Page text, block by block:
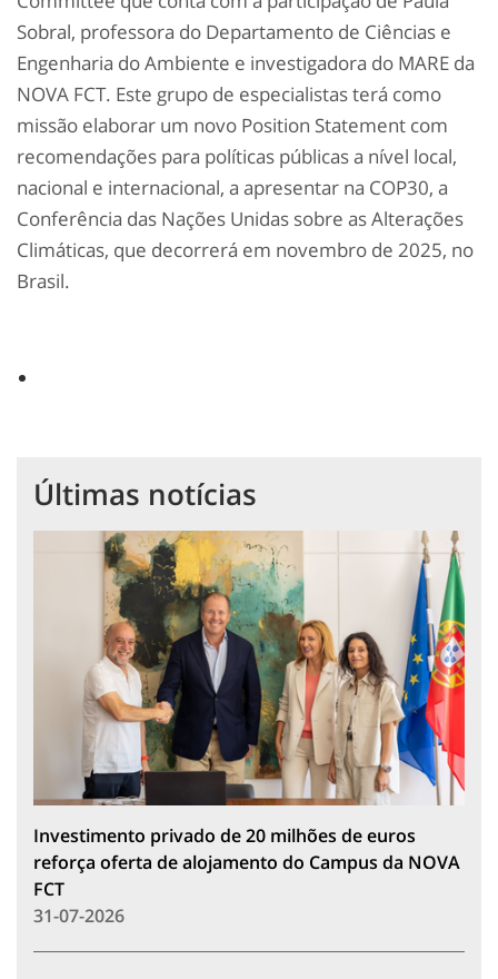
Sobral, professora do Departamento de Ciências e
Engenharia do Ambiente e investigadora do MARE da
NOVA FCT. Este grupo de especialistas terá como
missão elaborar um novo Position Statement com
recomendações para políticas públicas a nível local,
nacional e internacional, a apresentar na COP30, a
Conferência das Nações Unidas sobre as Alterações
Climáticas, que decorrerá em novembro de 2025, no
Brasil.
Últimas notícias
Investimento privado de 20 milhões de euros
reforça oferta de alojamento do Campus da NOVA
FCT
31-07-2026